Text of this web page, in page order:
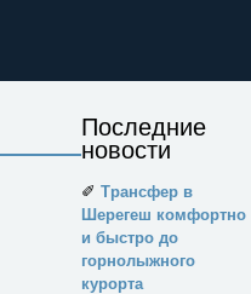
Последние
новости
✐ Трансфер в
Шерегеш комфортно
и быстро до
горнолыжного
курорта